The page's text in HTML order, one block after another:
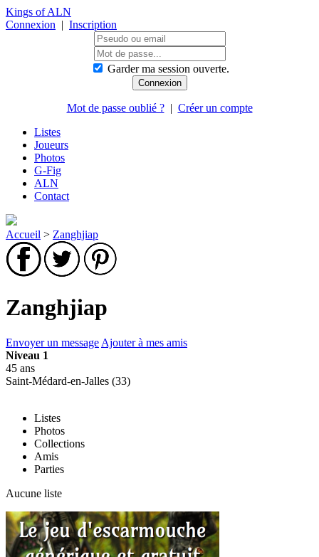
Kings of ALN
Connexion | Inscription
Garder ma session ouverte.
Mot de passe oublié ?| Créer un compte
Listes
Joueurs
Photos
G-Fig
ALN
Contact
Accueil > Zanghjiap
Zanghjiap
Envoyer un message Ajouter à mes amis
Niveau 1
45 ans
Saint-Médard-en-Jalles (33)
Listes
Photos
Collections
Amis
Parties
Aucune liste